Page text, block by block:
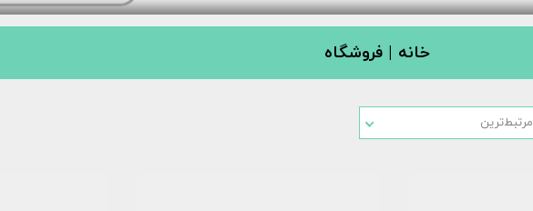
خروج از حساب کاربری
خانه | فروشگاه
مرتبط‌ترین